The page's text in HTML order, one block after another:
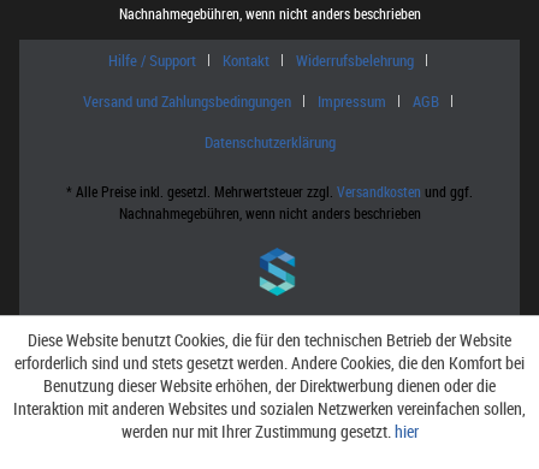
Nachnahmegebühren, wenn nicht anders beschrieben
Hilfe / Support Kontakt
Widerrufsbelehrung
Versand und Zahlungsbedingungen
Impressum
AGB
Datenschutzerklärung
* Alle Preise inkl. gesetzl. Mehrwertsteuer zzgl. Versandkosten und ggf.
Nachnahmegebühren, wenn nicht anders beschrieben
Diese Website benutzt Cookies, die für den technischen Betrieb der Website
erforderlich sind und stets gesetzt werden. Andere Cookies, die den Komfort bei
Benutzung dieser Website erhöhen, der Direktwerbung dienen oder die
Interaktion mit anderen Websites und sozialen Netzwerken vereinfachen sollen,
werden nur mit Ihrer Zustimmung gesetzt.hier